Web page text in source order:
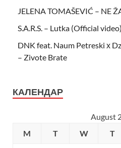
JELENA TOMAŠEVIĆ – NE
S.A.R.S. – Lutka (Official video)
DNK feat. Naum Petreski х
– Zivote Brate
КАЛЕНДАР
August
M
T W T